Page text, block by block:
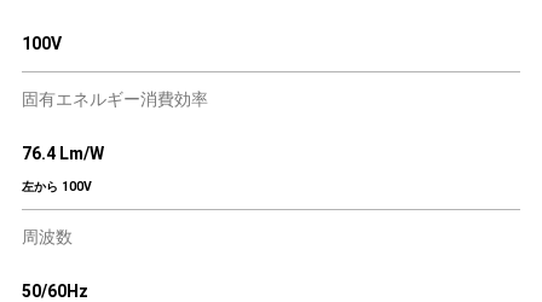
100V
固有エネルギー消費効率
76.4 Lm/W
左から 100V
周波数
50/60Hz